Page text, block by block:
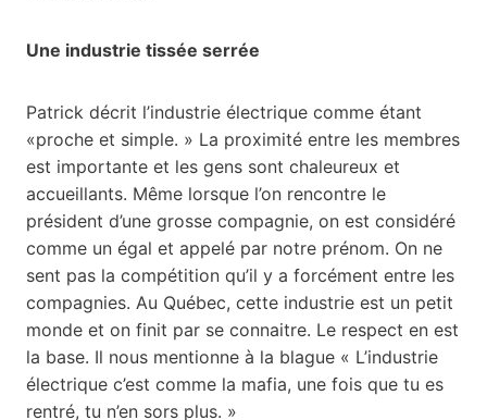
Une industrie tissée serrée
Patrick décrit l’industrie électrique comme étant
«proche et simple. » La proximité entre les membres
est importante et les gens sont chaleureux et
accueillants. Même lorsque l’on rencontre le
président d’une grosse compagnie, on est considéré
comme un égal et appelé par notre prénom. On ne
sent pas la compétition qu’il y a forcément entre les
compagnies. Au Québec, cette industrie est un petit
monde et on finit par se connaitre. Le respect en est
la base. Il nous mentionne à la blague « L’industrie
électrique c’est comme la mafia, une fois que tu es
rentré, tu n’en sors plus. »